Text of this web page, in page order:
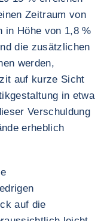
Zeitraum von
in Höhe von 1,8 %
die zusätzlichen
werden,
auf kurze Sicht
in etwa
Verschuldung
erheblich
auf die